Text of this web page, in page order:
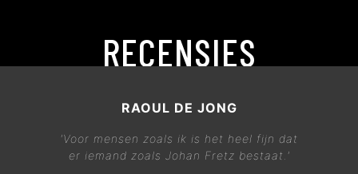
RECENSIES
RAOUL DE JONG
'Voor mensen zoals ik is het heel fijn dat
er iemand zoals Johan Fretz bestaat.'